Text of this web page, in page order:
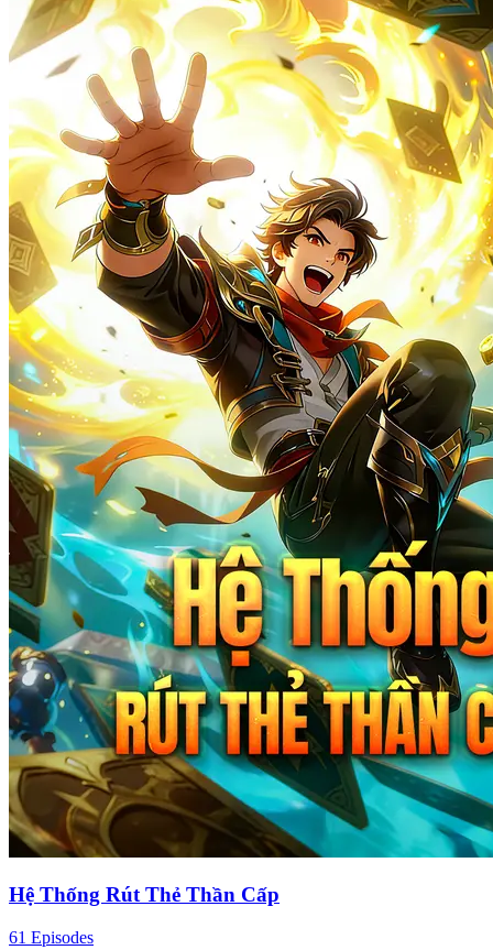
Hệ Thống Rút Thẻ Thần Cấp
61 Episodes